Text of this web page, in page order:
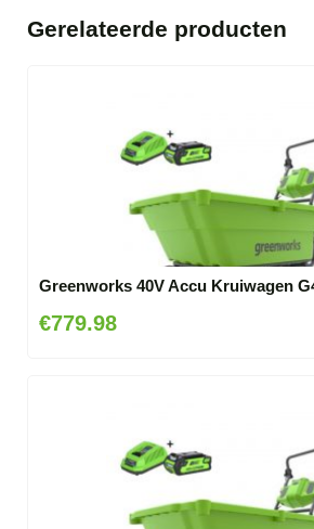
Gerelateerde producten
Greenworks 40V Accu Kruiwagen
€779.98